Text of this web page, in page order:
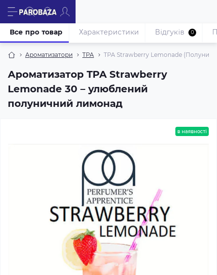
Ароматизатори TPA TPA Strawberry Lemonade
Ароматизатор TPA Strawberry
Lemonade 30 – улюблений
полуничний лимонад
Все про товар Характеристики Відгуків 0
в наявності